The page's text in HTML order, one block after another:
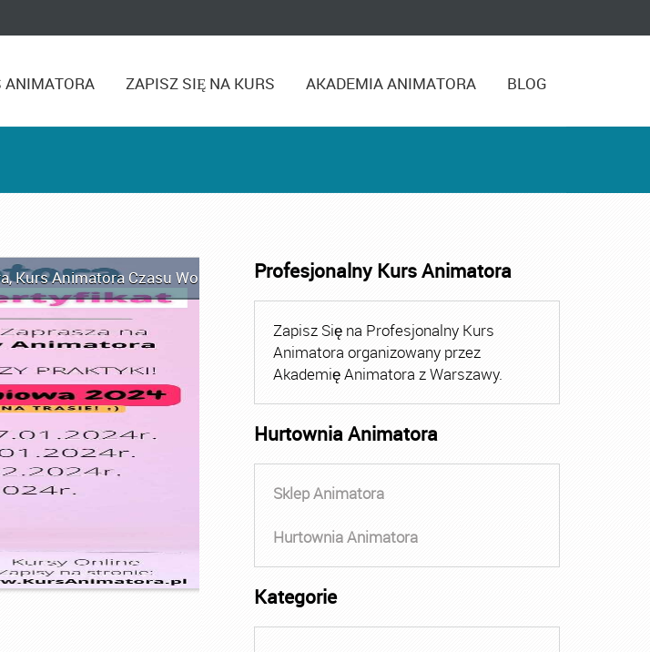
ANIMATORA ZAPISZ SIĘ NA KURS AKADEMIA ANIMATORA BLOG
,Kurs Animatora Czasu Wolnego Kurs Animatora Czasu Wolnego Warszawa
Profesjonalny Kurs Animatora
Zapisz Się na Profesjonalny Kurs
Animatora organizowany przez
Akademię Animatora z Warszawy.
Hurtownia Animatora
Sklep Animatora
Hurtownia Animatora
Kategorie